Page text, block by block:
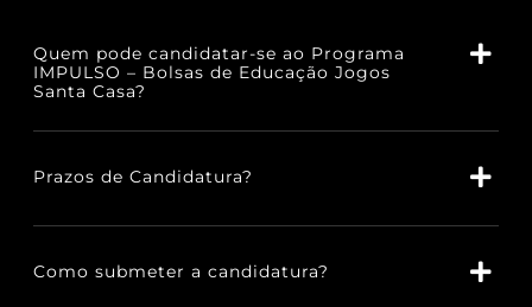
Quem pode candidatar-se ao Programa
IMPULSO – Bolsas de Educação Jogos
Santa Casa?
Prazos de Candidatura?
Como submeter a candidatura?